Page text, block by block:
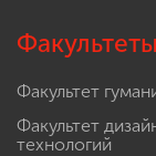
Факультеты
Факультет
Факультет
технологий